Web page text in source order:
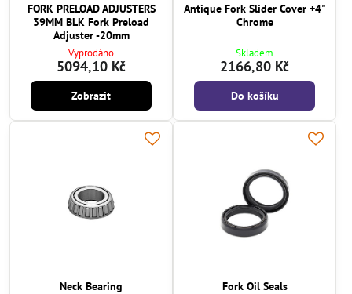
FORK PRELOAD ADJUSTERS
39MM BLK Fork Preload
Adjuster -20mm
Vyprodáno
5094,10 Kč
Zobrazit
Antique Fork Slider Cover +4"
Chrome
Skladem
2166,80 Kč
Do košíku
Neck Bearing Fork Oil Seals